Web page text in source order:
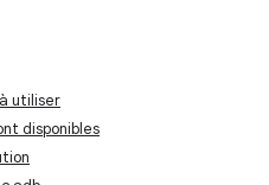
utiliser
disponibles